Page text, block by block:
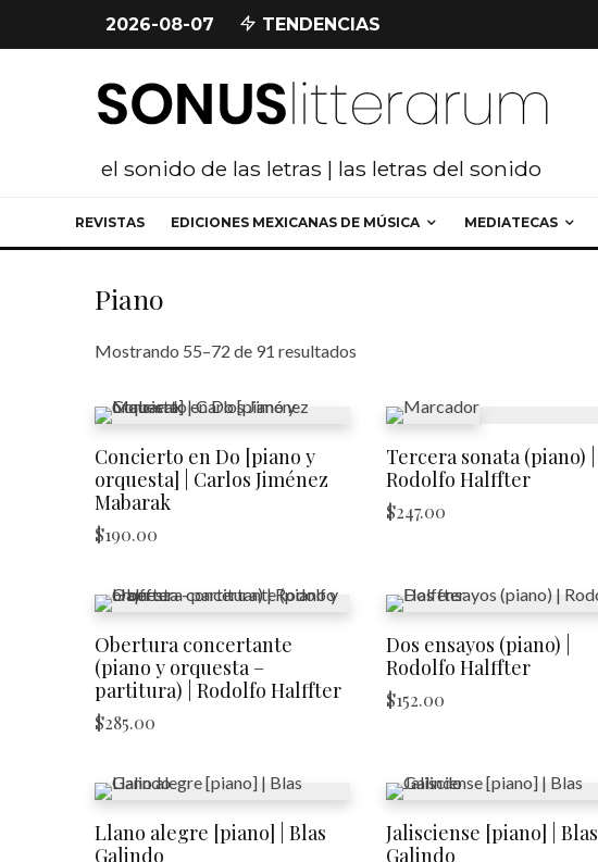
2026-08-07 TENDENCIAS
el sonido de las letras | las letras del sonido
REVISTAS EDICIONES MEXICANAS DE MÚSICA MEDIATECAS
Piano
Mostrando 55–72 de 91 resultados
Concierto en Do [piano y
orquesta] | Carlos Jiménez
Mabarak
$190.00
Tercera sonata (piano) |
Rodolfo Halffter
$247.00
Obertura concertante
(piano y orquesta –
partitura) | Rodolfo Halffter
$285.00
Dos ensayos (piano) |
Rodolfo Halffter
$152.00
Llano alegre [piano] | Blas
Galindo
Jalisciense [piano] | Blas
Galindo